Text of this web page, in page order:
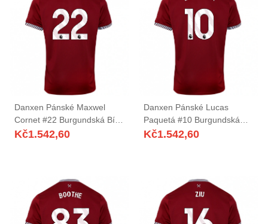
Danxen Pánské Maxwel
Cornet #22 Burgundská Bílá
Domů Hráčské Dresy
Kč1.542,60
Danxen Pánské Lucas
Paquetá #10 Burgundská
Bílá Domů Hráčské Dresy
Kč1.542,60